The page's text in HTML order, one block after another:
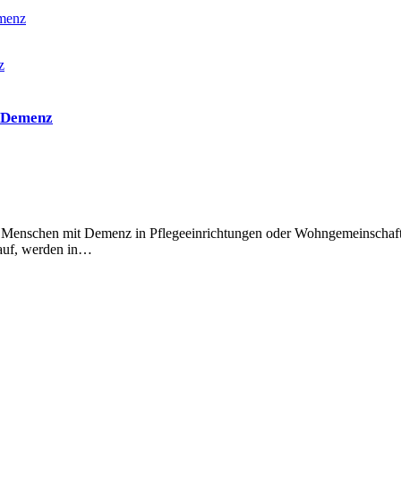
mit Demenz in Pflegeeinrichtungen oder
werden in…